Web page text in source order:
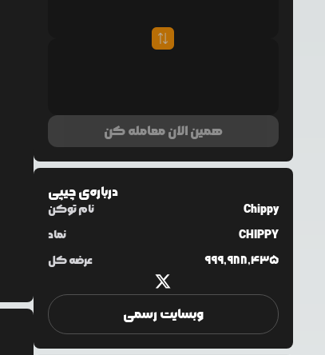
همین الان معامله کن
درباره‌یچیپی
نام توکن
Chippy
نماد
CHIPPY
عرضه کل
999,988,435
وبسایت رسمی